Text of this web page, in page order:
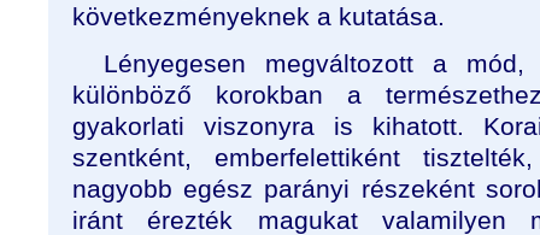
következményeknek a kutatása.
Lényegesen megváltozott a
különböző korokban a
gyakorlati viszonyra is kihatott.
szentként, emberfelettiként
nagyobb egész parányi részeként
iránt érezték magukat valamilyen